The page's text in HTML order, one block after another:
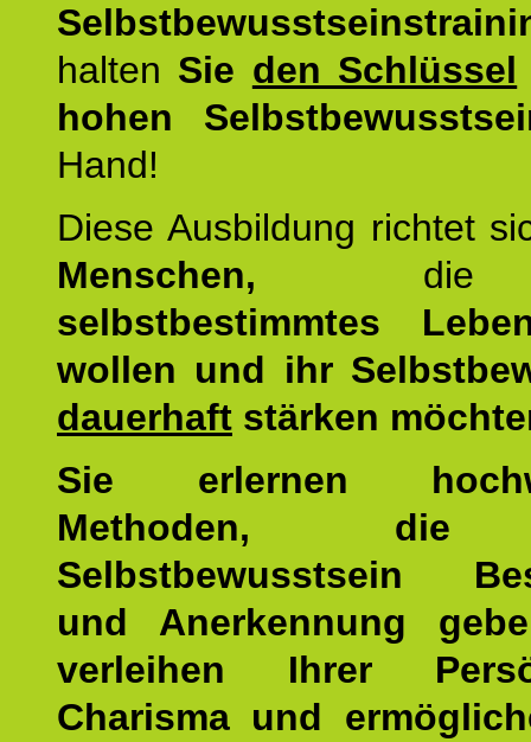
halten Sie den Schlüssel
hohen
Hand!
Diese Ausbildung richtet
Menschen,
selbstbestimmtes
wollen und ihr
dauerhaft stärken
Sie erlernen
Methoden, die
Selbstbewusstsein
und Anerkennung
verleihen Ihrer
Charisma und